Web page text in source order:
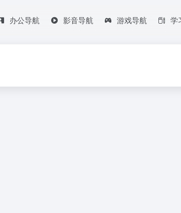
办公导航 影音导航 游戏导航 学